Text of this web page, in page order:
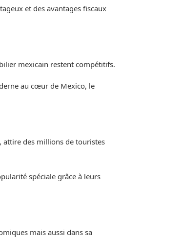
et des avantages fiscaux
mexicain restent compétitifs.
au cœur de Mexico, le
attire des millions de touristes
spéciale grâce à leurs
mais aussi dans sa